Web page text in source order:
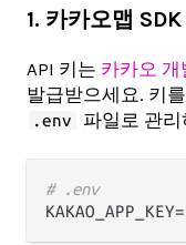
1. 카카오맵
API 키는 카카오 개
발급받으세요. 키
.env 파일로 관
# .env